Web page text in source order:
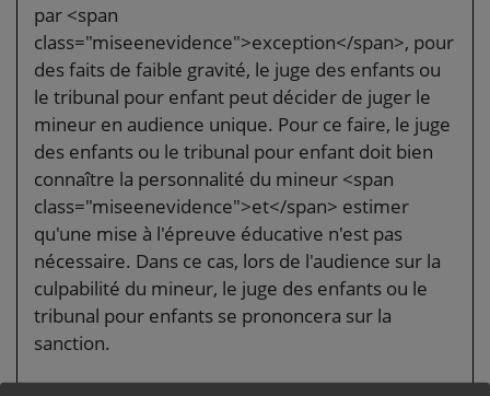
par <span
class="miseenevidence">exception</span>, pour
des faits de faible gravité, le juge des enfants ou
le tribunal pour enfant peut décider de juger le
mineur en audience unique. Pour ce faire, le juge
des enfants ou le tribunal pour enfant doit bien
connaître la personnalité du mineur <span
class="miseenevidence">et</span> estimer
qu'une mise à l'épreuve éducative n'est pas
nécessaire. Dans ce cas, lors de l'audience sur la
culpabilité du mineur, le juge des enfants ou le
tribunal pour enfants se prononcera sur la
sanction.